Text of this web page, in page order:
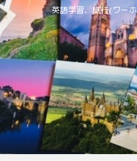
英語学習、旅行(ワー